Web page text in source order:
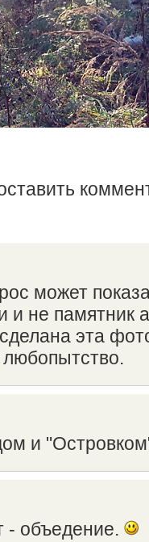
может
и не памятник
эта
и
- объедение.